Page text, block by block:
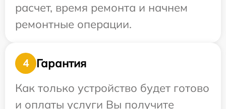
расчет, время ремонта и начнем
ремонтные операции.
4
Гарантия
Как только устройство будет готово
и оплаты услуги Вы получите